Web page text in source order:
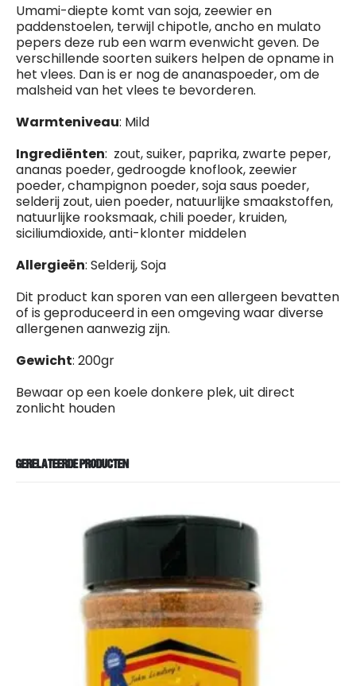
Umami-diepte komt van soja, zeewier en
paddenstoelen, terwijl chipotle, ancho en mulato
pepers deze rub een warm evenwicht geven. De
verschillende soorten suikers helpen de opname in
het vlees. Dan is er nog de ananaspoeder, om de
malsheid van het vlees te bevorderen.
Warmteniveau: Mild
Ingrediënten: zout, suiker, paprika, zwarte peper,
ananas poeder, gedroogde knoflook, zeewier
poeder, champignon poeder, soja saus poeder,
selderij zout, uien poeder, natuurlijke smaakstoffen,
natuurlijke rooksmaak, chili poeder, kruiden,
siciliumdioxide, anti-klonter middelen
Allergieën: Selderij, Soja
Dit product kan sporen van een allergeen bevatten
of is geproduceerd in een omgeving waar diverse
allergenen aanwezig zijn.
Gewicht: 200gr
Bewaar op een koele donkere plek, uit direct
zonlicht houden
GERELATEERDE PRODUCTEN